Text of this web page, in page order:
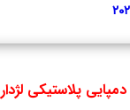
دمپایی پلاستیکی لژدار